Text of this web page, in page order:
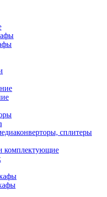
сплитеры
комплектующие